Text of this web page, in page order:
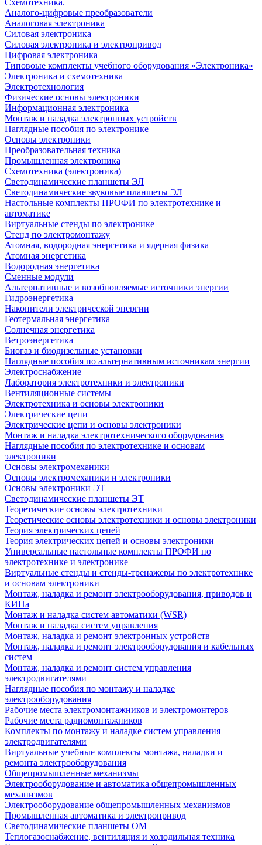
Схемотехника.
Аналого-цифровые преобразователи
Аналоговая электроника
Cиловая электроника
Cиловая электроника и электропривод
Цифровая электроника
Типовоые комплекты учебного оборудования «Электроника»
Электроника и схемотехника
Электротехнология
Физические основы электроники
Информационная электроника
Монтаж и наладка электронных устройств
Наглядные пособия по электронике
Основы электроники
Преобразовательная техника
Промышленная электроника
Схемотехника (электроника)
Светодинамические планшеты ЭЛ
Светодинамические звуковые планшеты ЭЛ
Настольные комплекты ПРОФИ по электротехнике и
автоматике
Виртуальные стенды по электронике
Стенд по электромонтажу
Атомная, водородная энергетика и ядерная физика
Атомная энергетика
Водородная энергетика
Сменные модули
Альтернативные и возобновляемые источники энергии
Гидроэнергетика
Накопители электрической энергии
Геотермальная энергетика
Солнечная энергетика
Ветроэнергетика
Биогаз и биодизельные установки
Наглядные пособия по альтернативным источникам энергии
Электроснабжение
Лаборатория электротехники и электроники
Вентиляционные системы
Электротехника и основы электроники
Электрические цепи
Электрические цепи и основы электроники
Монтаж и наладка электротехнического оборудования
Наглядные пособия по электротехнике и основам
электроники
Основы электромеханики
Основы электромеханики и электроники
Основы электроники ЭТ
Светодинамические планшеты ЭТ
Теоретические основы электротехники
Теоретические основы электротехники и основы электроники
Теория электрических цепей
Теория электрических цепей и основы электроники
Универсальные настольные комплекты ПРОФИ по
электротехнике и электронике
Виртуальные стенды и стенды-тренажеры по электротехнике
и основам электроники
Монтаж, наладка и ремонт электрооборудования, приводов и
КИПа
Монтаж и наладка систем автоматики (WSR)
Монтаж и наладка систем управления
Монтаж, наладка и ремонт электронных устройств
Монтаж, наладка и ремонт электрооборудования и кабельных
систем
Монтаж, наладка и ремонт систем управления
электродвигателями
Наглядные пособия по монтажу и наладке
электрооборудования
Рабочие места электромонтажников и электромонтеров
Рабочие места радиомонтажников
Комплекты по монтажу и наладке систем управления
электродвигателями
Виртуальные учебные комплексы монтажа, наладки и
ремонта электрооборудования
Общепромышленные механизмы
Электрооборудование и автоматика общепромышленных
механизмов
Электрооборудование общепромышленных механизмов
Промышленная автоматика и электропривод
Светодинамические планшеты ОМ
Теплогазоснабжение, вентиляция и холодильная техника